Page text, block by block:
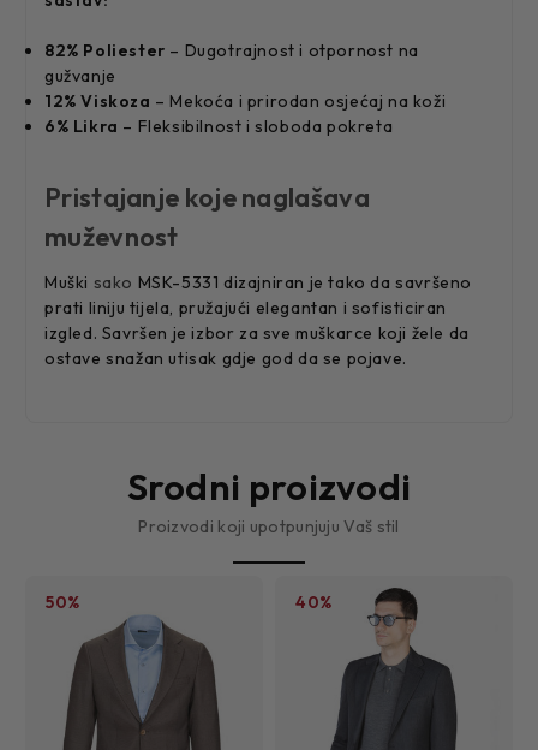
82% Poliester – Dugotrajnost i otpornost na
gužvanje
12% Viskoza – Mekoća i prirodan osjećaj na koži
6% Likra – Fleksibilnost i sloboda pokreta
Pristajanje koje naglašava
muževnost
Muški sako MSK-5331 dizajniran je tako da savršeno
prati liniju tijela, pružajući elegantan i sofisticiran
izgled. Savršen je izbor za sve muškarce koji žele da
ostave snažan utisak gdje god da se pojave.
Srodni proizvodi
Proizvodi koji upotpunjuju Vaš stil
50% 40%